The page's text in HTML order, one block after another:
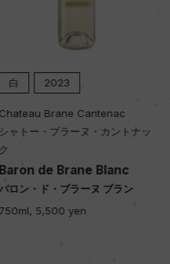
白 2022
Chateau Brane Cantenac
シャトー・ブラーヌ・カントナッ
ク
Baron de Brane Blanc
バロン・ド・ブラーヌ ブラン
750ml, 5,200 yen